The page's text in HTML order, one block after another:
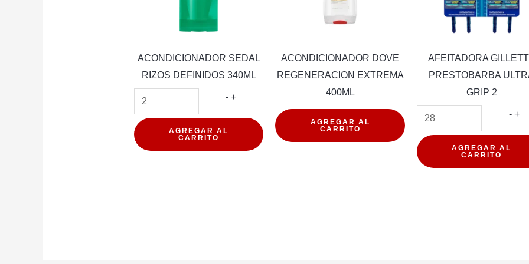
ACONDICIONADOR SEDAL
RIZOS DEFINIDOS 340ML
- ACONDICIONADOR
DEFINIDOS
+
AGREGAR AL
CARRITO
ACONDICIONADOR DOVE
REGENERACION EXTREMA
400ML
ACONDICIONADOR
DOVE
REGENERACION
AGREGAR AL
CARRITO
AFEITADORA
PRESTOBARBA
GRIP 2
- +
AGREGAR AL
CARRITO